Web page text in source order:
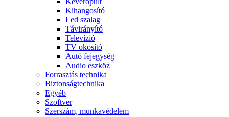
Kihangosító
Led szalag
Távirányító
Televízió
TV okosító
Autó fejegység
Audio eszköz
Forrasztás technika
Biztonságtechnika
Egyéb
Szoftver
Szerszám, munkavédelem